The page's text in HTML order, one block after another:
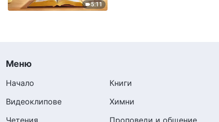
5:11
Меню
Начало
Книги
Видеоклипове
Химни
Четения
Проповеди и общение